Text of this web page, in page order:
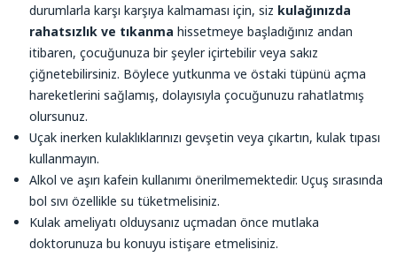
durumlarla karşı karşıya kalmaması için, siz kulağınızda
rahatsızlık ve tıkanma hissetmeye başladığınız andan
itibaren, çocuğunuza bir şeyler içirtebilir veya sakız
çiğnetebilirsiniz. Böylece yutkunma ve östaki tüpünü açma
hareketlerini sağlamış, dolayısıyla çocuğunuzu rahatlatmış
olursunuz.
Uçak inerken kulaklıklarınızı gevşetin veya çıkartın, kulak tıpası
kullanmayın.
Alkol ve aşırı kafein kullanımı önerilmemektedir. Uçuş sırasında
bol sıvı özellikle su tüketmelisiniz.
Kulak ameliyatı olduysanız uçmadan önce mutlaka
doktorunuza bu konuyu istişare etmelisiniz.